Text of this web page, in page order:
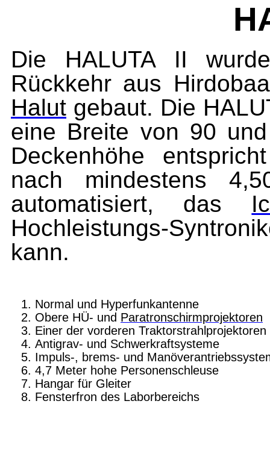
Die HALUTA II
Rückkehr aus
Halut gebaut. Die
eine Breite von 90
Deckenhöhe
nach mindestens
automatisiert, das
Hochleistungs-
kann.
Normal und Hyperfunkantenne
Obere HÜ- und Paratronschirmprojektoren
Einer der vorderen Traktorstrahl­projek­toren
Antigrav- und Schwerkraftsysteme
Impuls-, brems- und
4,7 Meter hohe Personenschleuse
Hangar für Gleiter
Fensterfron des Laborbereichs